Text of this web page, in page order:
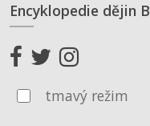
Encyklopedie dějin
tmavý režim